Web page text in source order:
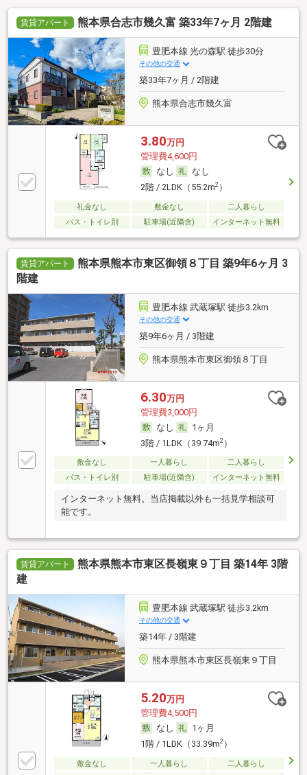
賃貸アパート 熊本県合志市幾久富 築33年7ヶ月 2階建
豊肥本線 光の森駅 徒歩30分
その他の交通
築33年7ヶ月 / 2階建
熊本県合志市幾久富
3.80万円
管理費4,600円
なし
なし
2階 / 2LDK（55.2m2）
礼金なし 敷金なし
二人暮らし
バス・トイレ別
駐車場(近隣含) インターネット無料
賃貸アパート
熊本県熊本市東区御領８丁目 築9年6ヶ月 3
階建
豊肥本線 武蔵塚駅 徒歩3.2km
その他の交通
築9年6ヶ月 / 3階建
熊本県熊本市東区御領８丁目
6.30万円
管理費3,000円
なし
1ヶ月
3階 / 1LDK（39.74m2）
敷金なし 一人暮らし
二人暮らし
バス・トイレ別
駐車場(近隣含) インターネット無料
インターネット無料。当店掲載以外も一括見学相談可
能です。
賃貸アパート
熊本県熊本市東区長嶺東９丁目 築14年 3階
建
豊肥本線 武蔵塚駅 徒歩3.2km
その他の交通
築14年 / 3階建
熊本県熊本市東区長嶺東９丁目
5.20万円
管理費4,500円
なし
1ヶ月
1階 / 1LDK（33.39m2）
敷金なし 一人暮らし
二人暮らし